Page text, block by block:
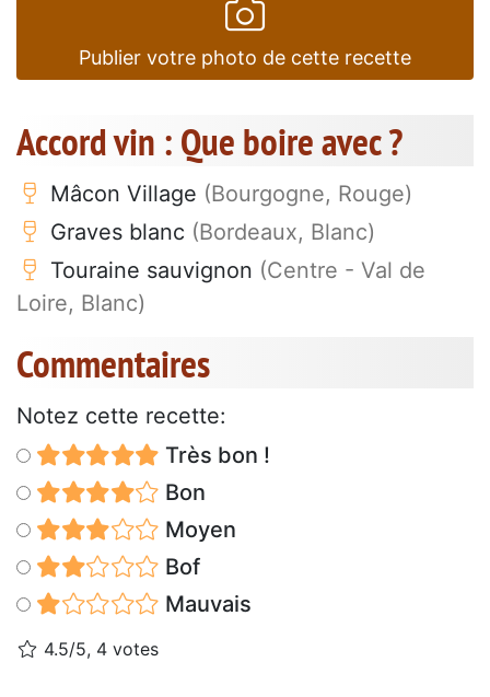
Publier votre photo de cette recette
Accord vin : Que boire avec ?
Mâcon Village (Bourgogne, Rouge)
Graves blanc (Bordeaux, Blanc)
Touraine sauvignon (Centre - Val de
Loire, Blanc)
Commentaires
Notez cette recette:
Très bon !
Bon
Moyen
Bof
Mauvais
4.5/5, 4 votes